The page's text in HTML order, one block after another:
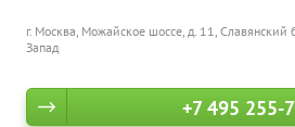
г. Москва, Можайское шоссе, д. 11, Славянский
Запад
+7 495 255-